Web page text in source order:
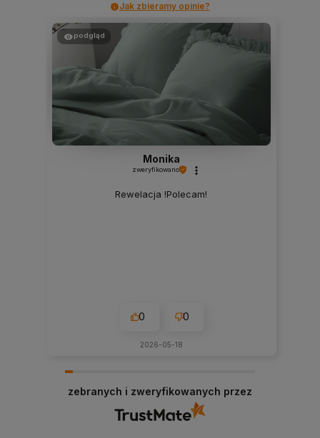
Jak zbieramy opinie?
podgląd
Monika
zweryfikowano
Rewelacja !Polecam!
0 0
2026-05-18
zebranych i zweryfikowanych przez